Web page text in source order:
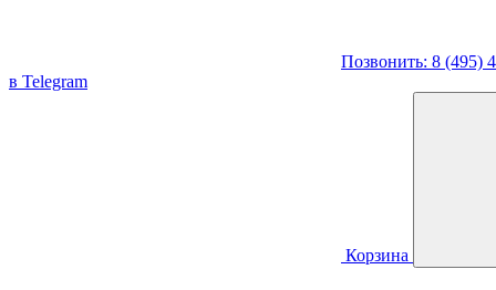
Позвонить: 8 (495)
в Telegram
Корзина